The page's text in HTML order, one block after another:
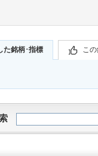
た銘柄･指標 こ